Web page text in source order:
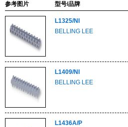
参考图片 型号/品牌
L1325/NI
BELLING LEE
L1409/NI
BELLING LEE
L1436A/P